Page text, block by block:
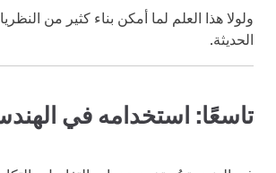
ولولا هذا العلم لما أمكن بناء كثير من
الحديثة.
تاسعًا: استخدامه في